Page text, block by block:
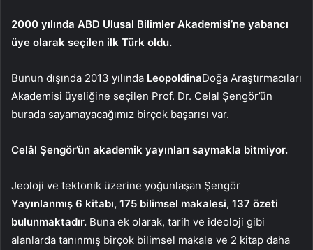
2000 yılında ABD Ulusal Bilimler Akademisi’ne yabancı
üye olarak seçilen ilk Türk oldu.
Bunun dışında 2013 yılında LeopoldinaDoğa Araştırmacıları
Akademisi üyeliğine seçilen Prof. Dr. Celal Şengör’ün
burada sayamayacağımız birçok başarısı var.
Celâl Şengör’ün akademik yayınları saymakla bitmiyor.
Jeoloji ve tektonik üzerine yoğunlaşan Şengör
Yayınlanmış 6 kitabı, 175 bilimsel makalesi, 137 özeti
bulunmaktadır. Buna ek olarak, tarih ve ideoloji gibi
alanlarda tanınmış birçok bilimsel makale ve 2 kitap daha